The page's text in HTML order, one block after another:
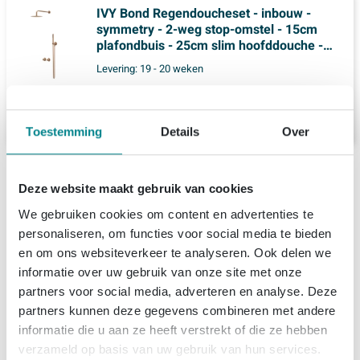
Toestemming Details Over
Deze website maakt gebruik van cookies
We gebruiken cookies om content en advertenties te
personaliseren, om functies voor social media te bieden
en om ons websiteverkeer te analyseren. Ook delen we
informatie over uw gebruik van onze site met onze
partners voor social media, adverteren en analyse. Deze
partners kunnen deze gegevens combineren met andere
informatie die u aan ze heeft verstrekt of die ze hebben
verzameld op basis van uw gebruik van hun services.
IVY Bond Regendoucheset - inbouw -
symmetry - 2-weg stop-omstel - 15cm
plafondbuis - 25cm slim hoofddouche -
glijstang met uitlaat - 150cm doucheslang -
3-standen handdouche - Geborsteld mat
Levering: 19 - 20 weken
1.895,-
IVY Pact Regendoucheset 3 inbouw
symmetry met 2-weg stop-omstel - 15cm
plafondbuis - 25cm slim hoofddouche -
glijstang met uitlaat - doucheslang 150cm -
3-standen handdouche Geborsteld mat
koper PVD
De IVY Pact Regendoucheset 3 inbouw symmetry is
Specificaties
Artikelnummer
SW1035780
Leveranciernummer
CSP3GKBBBB
EAN
8718835249496
Merk
Ivy
Over Ivy
IVY, onderdeel van Sanibell, specialiseert zich in het
creëren van kwalitatieve fontein- en badkamerkranen.
We leggen de nadruk op duurzaamheid, kwaliteit en
Bestel- en bezorginformatie
Bezorgen